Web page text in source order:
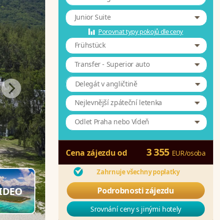
Junior Suite
Porovnat typy pokojů dle ceny
Frühstück
Transfer - Superior auto
Delegát v angličtině
Nejlevnější zpáteční letenka
Odlet Praha nebo Vídeň
Cena zájezdu od 3 355 EUR/osoba
Zahrnuje všechny poplatky
Podrobnosti zájezdu
Srovnání ceny s jinými hotely